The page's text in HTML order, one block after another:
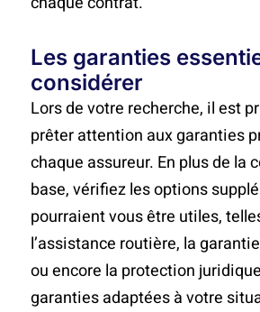
Les garanties
considérer
Lors de votre recherche, il est
prêter attention aux garanties
chaque assureur. En plus de la
base, vérifiez les options
pourraient vous être utiles,
l’assistance routière, la
ou encore la protection
garanties adaptées à votre